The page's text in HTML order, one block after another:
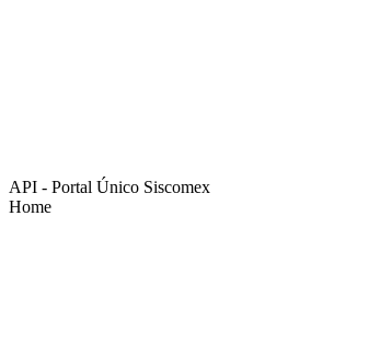
API - Portal Único Siscomex
Home